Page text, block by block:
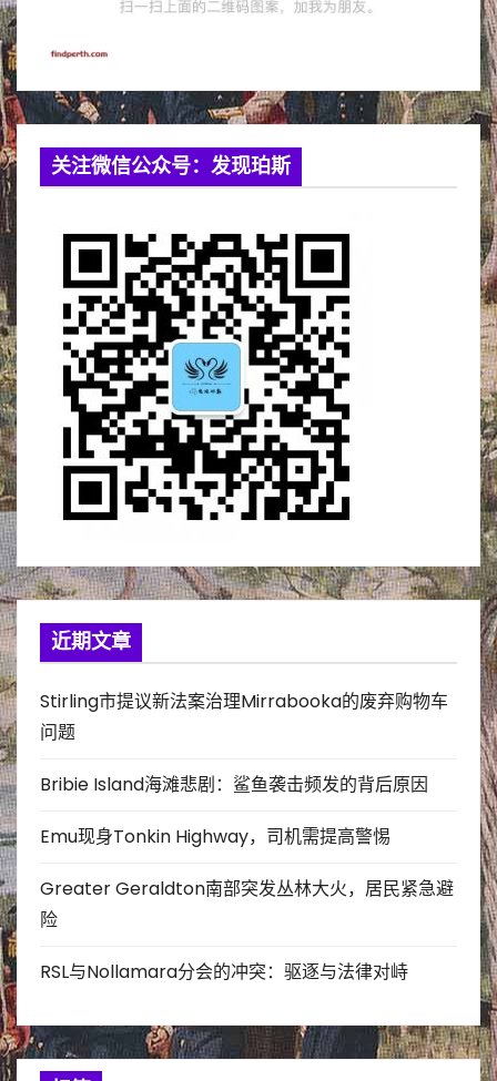
关注微信公众号：发现珀斯
近期文章
Stirling市提议新法案治理Mirrabooka的废弃购物车
问题
Bribie Island海滩悲剧：鲨鱼袭击频发的背后原因
Emu现身Tonkin Highway，司机需提高警惕
Greater Geraldton南部突发丛林大火，居民紧急避
险
RSL与Nollamara分会的冲突：驱逐与法律对峙